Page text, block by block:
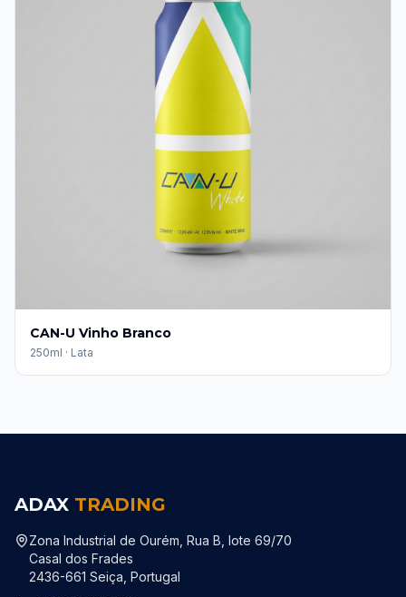
CAN-U Vinho Branco
250ml · Lata
ADAX TRADING
Zona Industrial de Ourém, Rua B, lote 69/70
Casal dos Frades
2436-661 Seiça, Portugal